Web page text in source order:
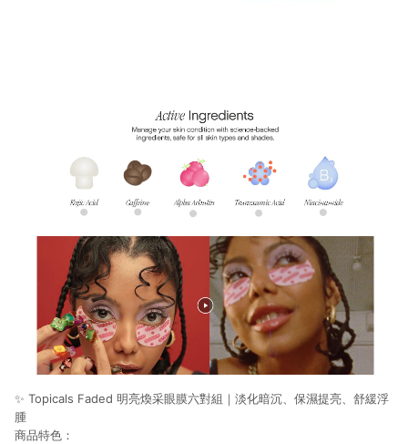
✨ Topicals Faded 明亮煥采眼膜六對組｜淡化暗沉、保濕提亮、舒緩浮
腫
商品特色：